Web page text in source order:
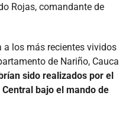
Rojas, comandante de
a los más recientes vividos
de Nariño, Cauca
sido realizados por el
bajo el mando de